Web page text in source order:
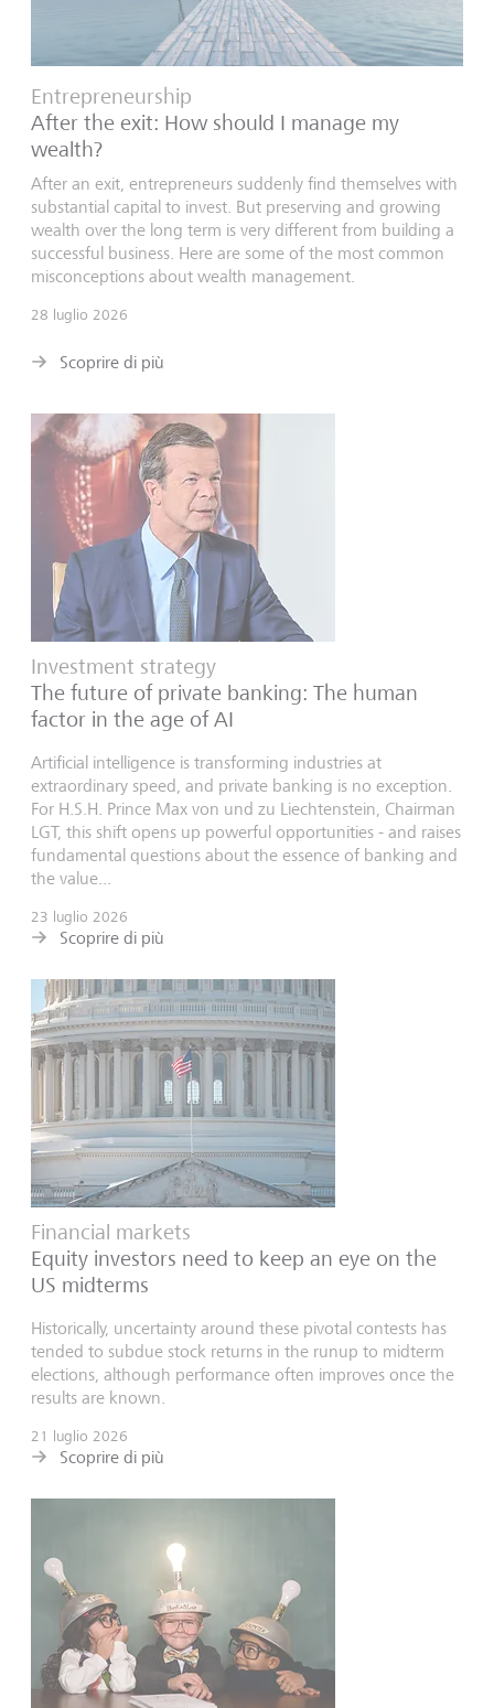
Entrepreneurship
After the exit: How should I manage my
wealth?
After an exit, entrepreneurs suddenly find themselves with
substantial capital to invest. But preserving and growing
wealth over the long term is very different from building a
successful business. Here are some of the most common
misconceptions about wealth management.
28 luglio 2026
Scoprire di più
Investment strategy
The future of private banking: The human
factor in the age of AI
Artificial intelligence is transforming industries at
extraordinary speed, and private banking is no exception.
For H.S.H. Prince Max von und zu Liechtenstein, Chairman
LGT, this shift opens up powerful opportunities - and raises
fundamental questions about the essence of banking and
the value...
23 luglio 2026
Scoprire di più
Financial markets
Equity investors need to keep an eye on the
US midterms
Historically, uncertainty around these pivotal contests has
tended to subdue stock returns in the runup to midterm
elections, although performance often improves once the
results are known.
21 luglio 2026
Scoprire di più